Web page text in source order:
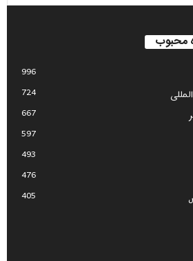
محبوب
996
724
667
597
493
476
405